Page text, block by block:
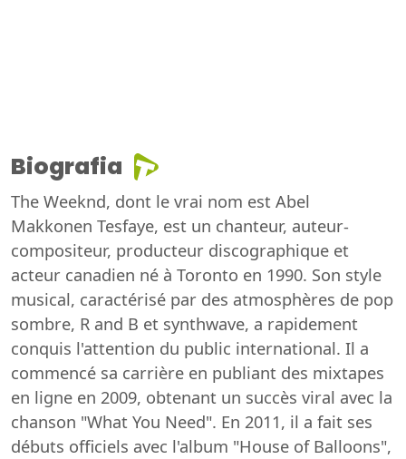
Biografia
The Weeknd, dont le vrai nom est Abel
Makkonen Tesfaye, est un chanteur, auteur-
compositeur, producteur discographique et
acteur canadien né à Toronto en 1990. Son style
musical, caractérisé par des atmosphères de pop
sombre, R and B et synthwave, a rapidement
conquis l'attention du public international. Il a
commencé sa carrière en publiant des mixtapes
en ligne en 2009, obtenant un succès viral avec la
chanson "What You Need". En 2011, il a fait ses
débuts officiels avec l'album "House of Balloons",